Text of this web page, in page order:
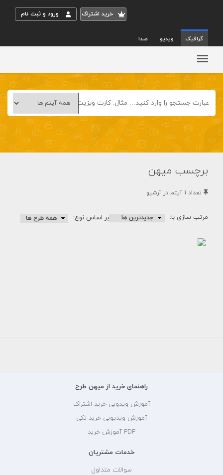
خريد اشتراک ورود و ثبت نام
گرافیک ویدیو صدا
برچسب میهن
تعداد 1 آيتم در آرشيو
مرتب سازی با: بر اساس نوع:
راهنمای خرید از میهن طرح
آموزش ویدویی خرید اشتراک
آموزش ویدیویی خرید تکی
PDF آموزش خرید
خدمات مشتریان
سوالات متداول